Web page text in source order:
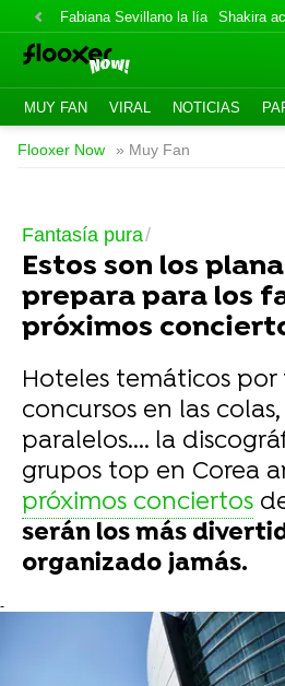
Fabiana Sevillano la lía Shakira
MUY FAN VIRAL NOTICIAS
Flooxer Now » Muy Fan
Fantasía pura
Estos son los
prepara para los
próximos
Hoteles temáticos
concursos en las
paralelos.... la
grupos top en Corea
próximos conciertos
serán los más
organizado jamás.
-